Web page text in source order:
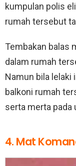
kumpulan polis
rumah tersebut
Tembakan balas
dalam rumah
Namun bila lelaki
balkoni rumah
serta merta pada
4. Mat